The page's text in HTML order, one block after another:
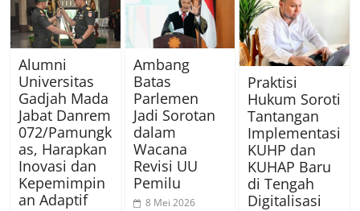
Alumni
Universitas
Gadjah Mada
Jabat Danrem
072/Pamungk
as, Harapkan
Inovasi dan
Kepemimpin
an Adaptif
Ambang
Batas
Parlemen
Jadi Sorotan
dalam
Wacana
Revisi UU
Pemilu
8 Mei 2026
Praktisi
Hukum Soroti
Tantangan
Implementasi
KUHP dan
KUHAP Baru
di Tengah
Digitalisasi